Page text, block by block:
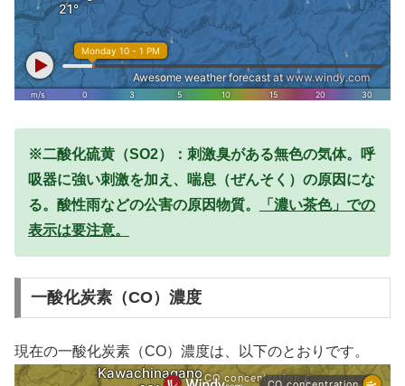
※二酸化硫黄（SO2）：刺激臭がある無色の気体。呼
吸器に強い刺激を加え、喘息（ぜんそく）の原因にな
る。酸性雨などの公害の原因物質。
「濃い茶色」での
表示は要注意。
一酸化炭素（CO）濃度
現在の一酸化炭素（CO）濃度は、以下のとおりです。